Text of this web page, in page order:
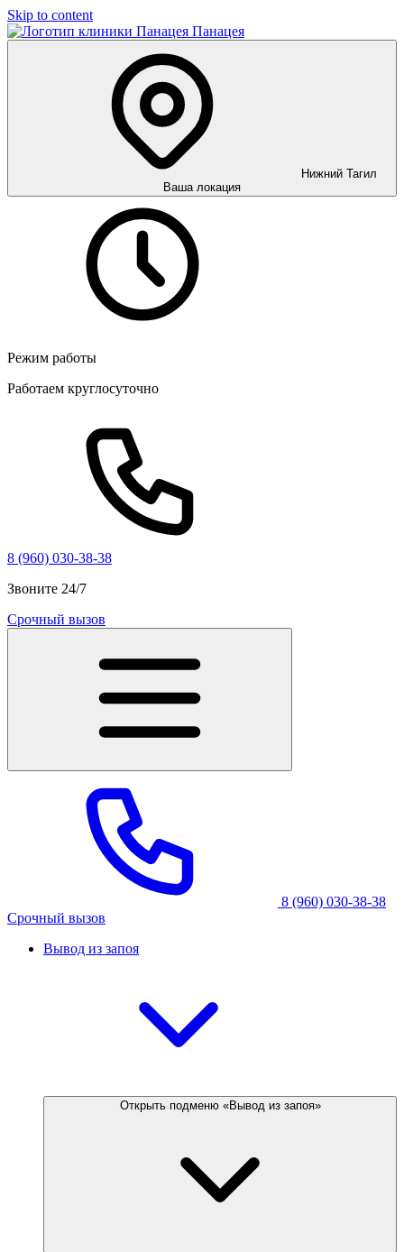
Skip to content
Панацея
Нижний Тагил
Ваша локация
Режим работы
Работаем круглосуточно
8 (960) 030-38-38
Звоните 24/7
Срочный вызов
8 (960) 030-38-38
Срочный вызов
Вывод из запоя
Открыть подменю «Вывод из запоя»